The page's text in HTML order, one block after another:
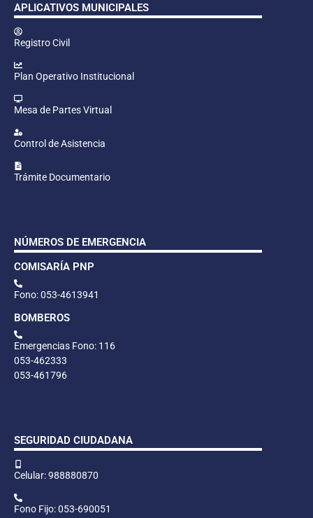
APLICATIVOS MUNICIPALES
Registro Civil
Plan Operativo Institucional
Mesa de Partes Virtual
Control de Asistencia
Trámite Documentario
NÚMEROS DE EMERGENCIA
COMISARÍA PNP
Fono: 053-4613941
BOMBEROS
Emergencias Fono: 116
053-462333
053-461796
SEGURIDAD CIUDADANA
Celular: 988880870
Fono Fijo: 053-690051